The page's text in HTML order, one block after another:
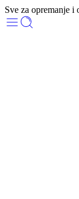
Sve za opremanje i